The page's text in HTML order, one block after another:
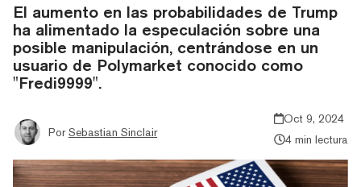
El aumento en las probabilidades de Trump
ha alimentado la especulación sobre una
posible manipulación, centrándose en un
usuario de Polymarket conocido como
"Fredi9999".
Por Sebastian Sinclair
Oct 9, 2024
4 min lectura